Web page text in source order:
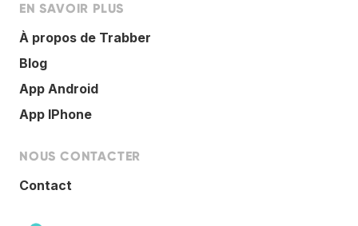
EN SAVOIR PLUS
À propos de Trabber
Blog
App Android
App IPhone
NOUS CONTACTER
Contact